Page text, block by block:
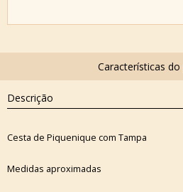
Descrição
Cesta de Piquenique com Tampa
Medidas aproximadas